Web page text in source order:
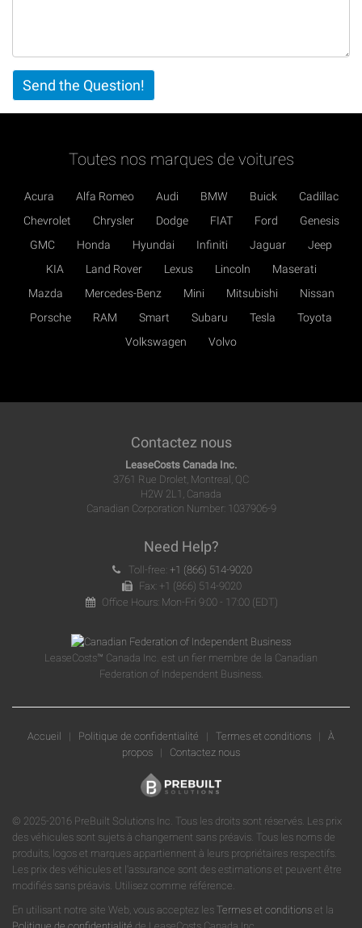
Vertical
Tabs
Send the Question!
Toutes nos marques de voitures
Acura Alfa Romeo Audi BMW Buick
Cadillac
Chevrolet
Chrysler Dodge FIAT Ford
Genesis
GMC
Honda Hyundai Infiniti Jaguar
Jeep
KIA
Land Rover Lexus Lincoln
Maserati
Mazda
Mercedes-Benz Mini Mitsubishi
Nissan
Porsche
RAM Smart Subaru Tesla
Toyota
Volkswagen
Volvo
Contactez nous
LeaseCosts Canada Inc.
3761 Rue Drolet, Montreal, QC
H2W 2L1, Canada
Canadian Corporation Number: 1037906-9
Need Help?
Toll-free: +1 (866) 514-9020
Fax: +1 (866) 514-9020
Office Hours: Mon-Fri 9:00 - 17:00 (EDT)
LeaseCosts™ Canada Inc. est un fier membre de la Canadian
Federation of Independent Business.
Accueil | Politique de confidentialité | Termes et conditions | À
propos | Contactez nous
© 2025-2016 PreBuilt Solutions Inc. Tous les droits sont réservés. Les prix
des véhicules sont sujets à changement sans préavis. Tous les noms de
produits, logos et marques appartiennent à leurs propriétaires respectifs.
Les prix des véhicules et l'assurance sont des estimations et peuvent être
modifiés sans préavis. Utilisez comme référence.
En utilisant notre site Web, vous acceptez les Termes et conditions et la